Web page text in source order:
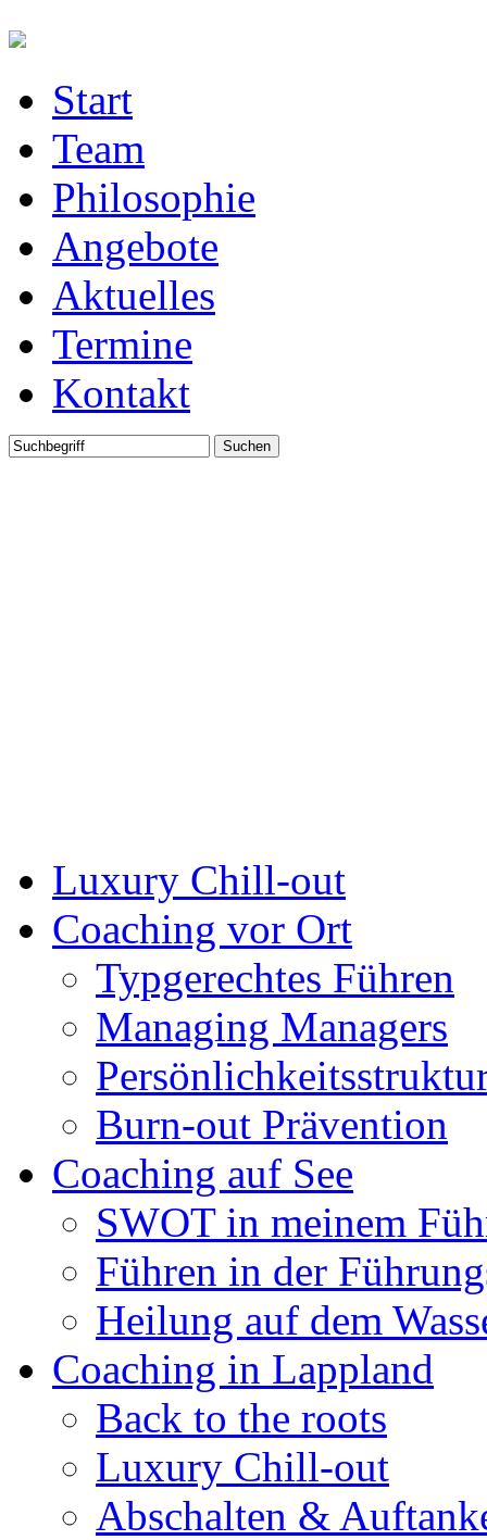
Start
Team
Philosophie
Angebote
Aktuelles
Termine
Kontakt
Luxury Chill-out
Coaching vor Ort
Typgerechtes Führen
Managing Managers
Burn-out Prävention
Coaching auf See
SWOT in meinem
Führen in der
Heilung auf dem
Coaching in Lappland
Back to the roots
Luxury Chill-out
Abschalten &